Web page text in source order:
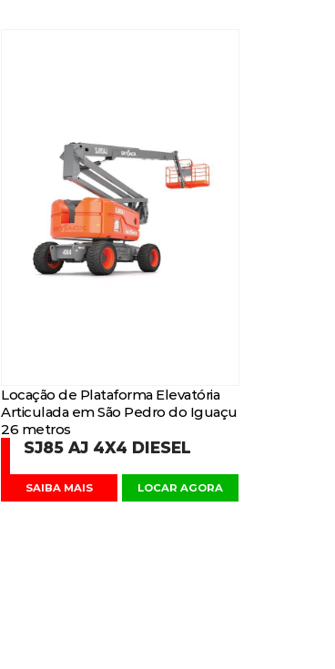
Locação de Plataforma Elevatória
Articulada em São Pedro do Iguaçu
26 metros
SJ85 AJ 4X4 DIESEL
SAIBA MAIS LOCAR AGORA